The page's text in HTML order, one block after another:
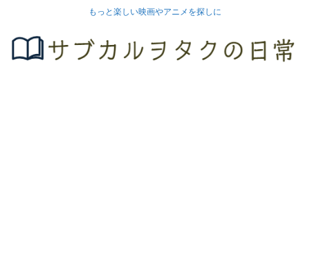
もっと楽しい映画やアニメを探しに